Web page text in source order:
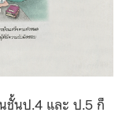
ชั้นป.4 และ ป.5 ก็